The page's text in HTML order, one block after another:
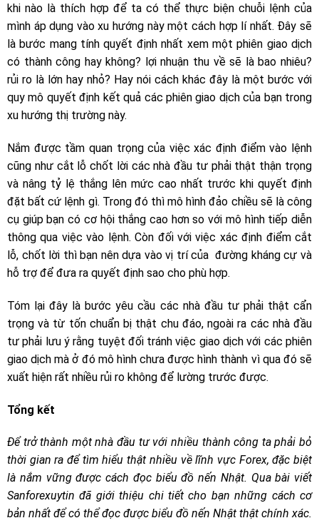
khi nào là thích hợp để ta có thể thực biện chuỗi lệnh của
mình áp dụng vào xu hướng này một cách hợp lí nhất. Đây sẽ
là bước mang tính quyết định nhất xem một phiên giao dịch
có thành công hay không? lợi nhuận thu về sẽ là bao nhiêu?
rủi ro là lớn hay nhỏ? Hay nói cách khác đây là một bước với
quy mô quyết định kết quả các phiên giao dịch của bạn trong
xu hướng thị trường này.
Nắm được tầm quan trọng của việc xác định điểm vào lệnh
cũng như cắt lỗ chốt lời các nhà đầu tư phải thật thận trọng
và nâng tỷ lệ thắng lên mức cao nhất trước khi quyết định
đặt bất cứ lệnh gì. Trong đó thì mô hình đảo chiều sẽ là công
cụ giúp bạn có cơ hội thắng cao hơn so với mô hình tiếp diễn
thông qua việc vào lệnh. Còn đối với việc xác định điểm cắt
lỗ, chốt lời thì bạn nên dựa vào vị trí của đường kháng cự và
hỗ trợ để đưa ra quyết định sao cho phù hợp.
Tóm lại đây là bước yêu cầu các nhà đầu tư phải thật cẩn
trọng và từ tốn chuẩn bị thật chu đáo, ngoài ra các nhà đầu
tư phải lưu ý rằng tuyệt đối tránh việc giao dịch với các phiên
giao dịch mà ở đó mô hình chưa được hình thành vì qua đó sẽ
xuất hiện rất nhiều rủi ro không để lường trước được.
Tổng kết
Để trở thành một nhà đầu tư với nhiều thành công ta phải bỏ
thời gian ra để tìm hiểu thật nhiều về lĩnh vực Forex, đặc biệt
là nắm vững được cách đọc biểu đồ nến Nhật. Qua bài viết
Sanforexuytin đã giới thiệu chi tiết cho bạn những cách cơ
bản nhất để có thể đọc được biểu đồ nến Nhật thật chính xác.